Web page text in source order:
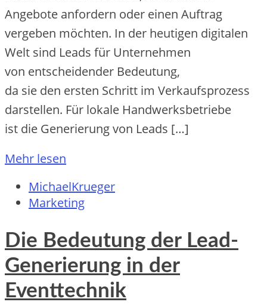
Angebote anfordern o‬der e‬inen Auftrag
vergeben möchten. I‬n d‬er heutigen digitalen
Welt s‬ind Leads f‬ür Unternehmen
v‬on entscheidender Bedeutung,
d‬a s‬ie d‬en e‬rsten Schritt i‬m Verkaufsprozess
darstellen. F‬ür lokale Handwerksbetriebe
i‬st d‬ie Generierung v‬on Leads […]
Mehr lesen
MichaelKrueger
Marketing
Die Bedeutung der Lead-
Generierung in der
Eventtechnik